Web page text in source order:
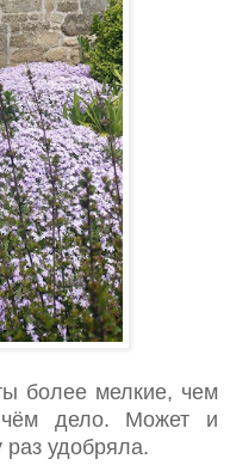
более мелкие, чем
дело. Может и
удобряла.